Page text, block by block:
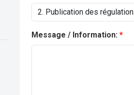
Message / Information: